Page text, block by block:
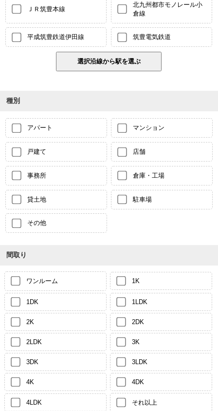
ＪＲ筑豊本線
北九州都市モノレール小
倉線
平成筑豊鉄道伊田線 筑豊電気鉄道
種別
アパート マンション
戸建て 店舗
事務所 倉庫・工場
貸土地 駐車場
その他
間取り
ワンルーム 1K
1DK 1LDK
2K 2DK
2LDK 3K
3DK 3LDK
4K 4DK
4LDK それ以上